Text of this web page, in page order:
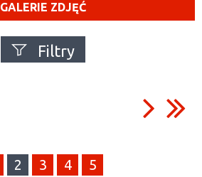
GALERIE ZDJĘĆ
Filtry
2 3 4 5